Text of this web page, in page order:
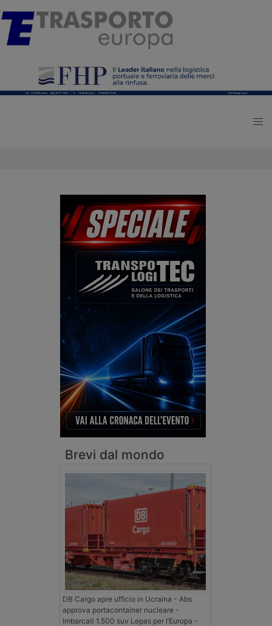
Brevi dal mondo
DB Cargo apre ufficio in Ucraina - Abs
approva portacontainer nucleare -
Imbarcati 1.500 suv Lepas per l’Europa -